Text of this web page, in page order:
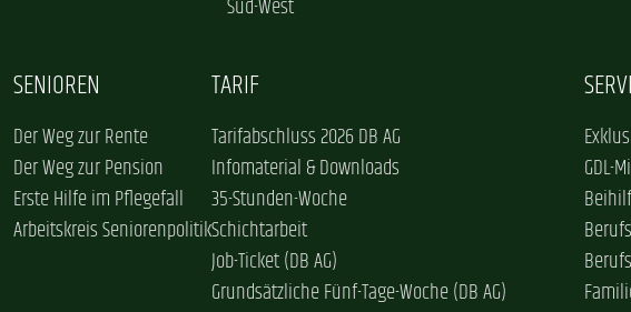
Süd-West
SENIOREN
Der Weg zur Rente
Der Weg zur Pension
Erste Hilfe im Pflegefall
Arbeitskreis Seniorenpolitik
TARIF
Tarifabschluss 2026 DB AG
Infomaterial & Downloads
35-Stunden-Woche
Schichtarbeit
Job-Ticket (DB AG)
Grundsätzliche Fünf-Tage-Woche (DB AG)
GDL-